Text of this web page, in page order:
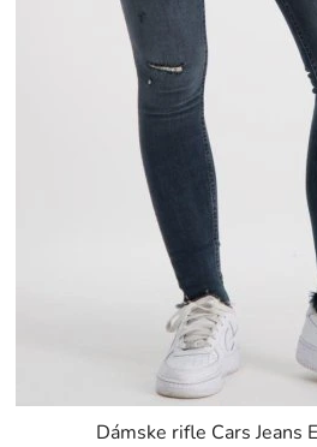
Dámske rifle Cars Jeans